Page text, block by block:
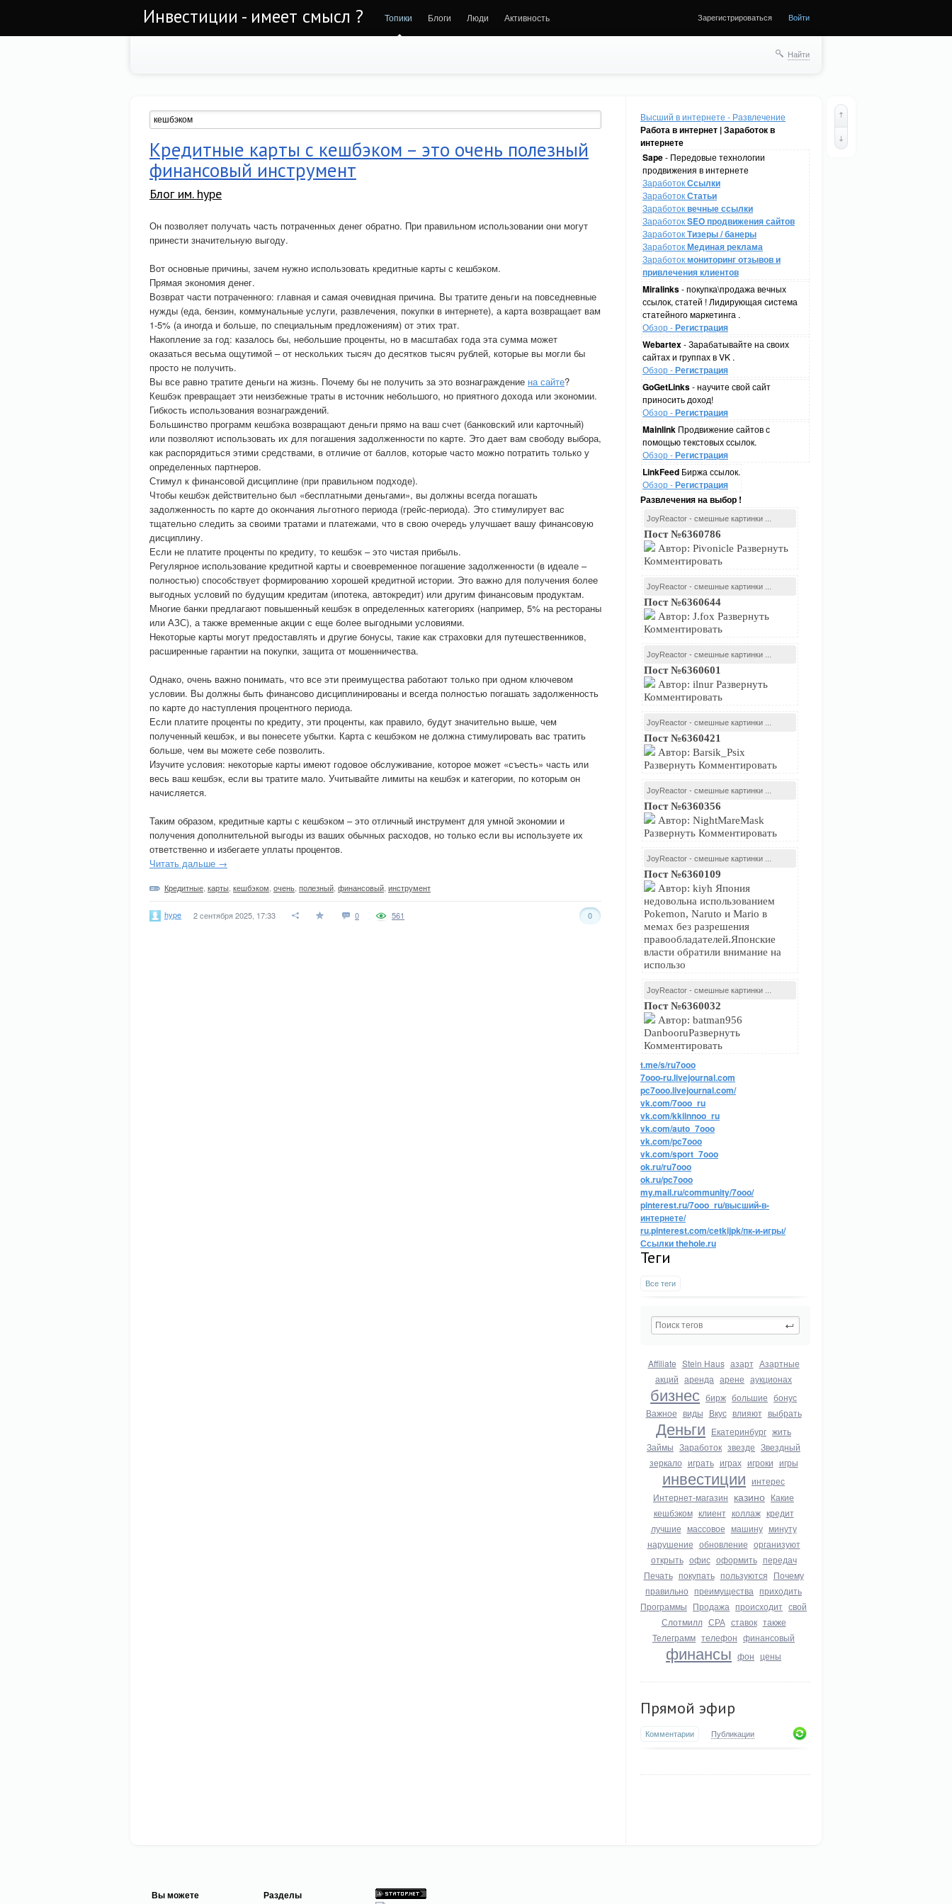
Инвестиции - имеет смысл ? Топики Блоги Люди Активность Зарегистрироваться Войти
Найти
Высший в интернете - Развлечение
Работа в интернет | Заработок в
интернете
Sape- Передовые технологии
продвижения в интернете
ЗаработокСсылки
ЗаработокСтатьи
Заработоквечные ссылки
ЗаработокSEO продвижения сайтов
ЗаработокТизеры / банеры
ЗаработокМединая реклама
Заработокмониторинг отзывов и
привлечения клиентов
Miralinks- покупка\продажа вечных
ссылок, статей ! Лидирующая система
статейного маркетинга .
Обзор -Регистрация
Webartex- Зарабатывайте на своих
сайтах и группах в VK .
Обзор -Регистрация
GoGetLinks- научите свой сайт
приносить доход!
Обзор -Регистрация
Mainlink Продвижение сайтов с
помощью текстовых ссылок.
Обзор -Регистрация
LinkFeed Биржа ссылок.
Обзор -Регистрация
Развлечения на выбор !
JoyReactor - смешные картинки ...
Пост №6360786
Автор: Pivonicle Развернуть
Комментировать
JoyReactor - смешные картинки ...
Пост №6360644
Автор: J.fox Развернуть
Комментировать
JoyReactor - смешные картинки ...
Пост №6360601
Автор: ilnur Развернуть
Комментировать
JoyReactor - смешные картинки ...
Пост №6360421
Автор: Barsik_Psix
Развернуть Комментировать
JoyReactor - смешные картинки ...
Пост №6360356
Автор: NightMareMask
Развернуть Комментировать
JoyReactor - смешные картинки ...
Пост №6360109
Автор: kiyh Япония
недовольна использованием
Pokemon, Naruto и Mario в
мемах без разрешения
правообладателей.Японские
власти обратили внимание на
использо
JoyReactor - смешные картинки ...
Пост №6360032
Автор: batman956
DanbooruРазвернуть
Комментировать
t.me/s/ru7ooo
7ooo-ru.livejournal.com
pc7ooo.livejournal.com/
vk.com/7ooo_ru
vk.com/kkiinnoo_ru
vk.com/auto_7ooo
vk.com/pc7ooo
vk.com/sport_7ooo
ok.ru/ru7ooo
ok.ru/pc7ooo
my.mail.ru/community/7ooo/
pinterest.ru/7ooo_ru/высший-в-
интернете/
ru.pinterest.com/cetkijpk/пк-и-игры/
Ссылки thehole.ru
Теги
Все теги
Affiliate Stein Haus азарт Азартные
акций аренда арене аукционах
бизнес бирж большие бонус
Важное виды Вкус влияют выбрать
Деньги Екатеринбург жить
Займы Заработок звезде Звездный
зеркало играть играх игроки игры
инвестиции интерес
Интернет-магазин казино Какие
кешбэком клиент коллаж кредит
лучшие массовое машину минуту
нарушение обновление организуют
открыть офис оформить передач
Печать покупать пользуются Почему
правильно преимущества приходить
Программы Продажа происходит свой
Слотмилл СРА ставок также
Телеграмм телефон финансовый
финансы фон цены
Прямой эфир
Комментарии Публикации
Кредитные карты с кешбэком – это очень полезный
финансовый инструмент
Блог им. hype
Он позволяет получать часть потраченных денег обратно. При правильном использовании они могут
принести значительную выгоду.
Вот основные причины, зачем нужно использовать кредитные карты с кешбэком.
Прямая экономия денег.
Возврат части потраченного: главная и самая очевидная причина. Вы тратите деньги на повседневные
нужды (еда, бензин, коммунальные услуги, развлечения, покупки в интернете), а карта возвращает вам
1-5% (а иногда и больше, по специальным предложениям) от этих трат.
Накопление за год: казалось бы, небольшие проценты, но в масштабах года эта сумма может
оказаться весьма ощутимой – от нескольких тысяч до десятков тысяч рублей, которые вы могли бы
просто не получить.
Вы все равно тратите деньги на жизнь. Почему бы не получить за это вознаграждение на сайте?
Кешбэк превращает эти неизбежные траты в источник небольшого, но приятного дохода или экономии.
Гибкость использования вознаграждений.
Большинство программ кешбэка возвращают деньги прямо на ваш счет (банковский или карточный)
или позволяют использовать их для погашения задолженности по карте. Это дает вам свободу выбора,
как распорядиться этими средствами, в отличие от баллов, которые часто можно потратить только у
определенных партнеров.
Стимул к финансовой дисциплине (при правильном подходе).
Чтобы кешбэк действительно был «бесплатными деньгами», вы должны всегда погашать
задолженность по карте до окончания льготного периода (грейс-периода). Это стимулирует вас
тщательно следить за своими тратами и платежами, что в свою очередь улучшает вашу финансовую
дисциплину.
Если не платите проценты по кредиту, то кешбэк – это чистая прибыль.
Регулярное использование кредитной карты и своевременное погашение задолженности (в идеале –
полностью) способствует формированию хорошей кредитной истории. Это важно для получения более
выгодных условий по будущим кредитам (ипотека, автокредит) или другим финансовым продуктам.
Многие банки предлагают повышенный кешбэк в определенных категориях (например, 5% на рестораны
или АЗС), а также временные акции с еще более выгодными условиями.
Некоторые карты могут предоставлять и другие бонусы, такие как страховки для путешественников,
расширенные гарантии на покупки, защита от мошенничества.
Однако, очень важно понимать, что все эти преимущества работают только при одном ключевом
условии. Вы должны быть финансово дисциплинированы и всегда полностью погашать задолженность
по карте до наступления процентного периода.
Если платите проценты по кредиту, эти проценты, как правило, будут значительно выше, чем
полученный кешбэк, и вы понесете убытки. Карта с кешбэком не должна стимулировать вас тратить
больше, чем вы можете себе позволить.
Изучите условия: некоторые карты имеют годовое обслуживание, которое может «съесть» часть или
весь ваш кешбэк, если вы тратите мало. Учитывайте лимиты на кешбэк и категории, по которым он
начисляется.
Таким образом, кредитные карты с кешбэком – это отличный инструмент для умной экономии и
получения дополнительной выгоды из ваших обычных расходов, но только если вы используете их
ответственно и избегаете уплаты процентов.
Читать дальше →
Кредитные карты кешбэком очень полезный финансовый инструмент
hype 2 сентября 2025, 17:33 0 0
561
Вы можете Разделы